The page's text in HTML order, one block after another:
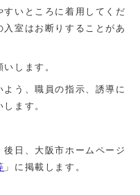
いところに着用してくだ
室はお断りすることがあ
します。
う、職員の指示、誘導に
ます。
日、大阪市ホームページ
」に掲載します。